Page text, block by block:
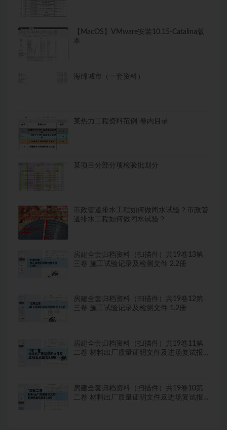
【MacOS】VMware安装10.15-Catalina版
本
海绵城市（一套资料）
某热力工程资料范例-卷内目录
某项目分部分项检验批划分
市政管道排水工程如何做闭水试验？市政管
道排水工程如何做闭水试验？
房建全套归档资料（扫描件）共19卷13第
三卷 施工试验记录及检测文件 2.2册
房建全套归档资料（扫描件）共19卷12第
三卷 施工试验记录及检测文件 1.2册
房建全套归档资料（扫描件）共19卷11第
二卷 材料出厂质量证明文件及进场复试报
房建全套归档资料（扫描件）共19卷10第
二卷 材料出厂质量证明文件及进场复试报